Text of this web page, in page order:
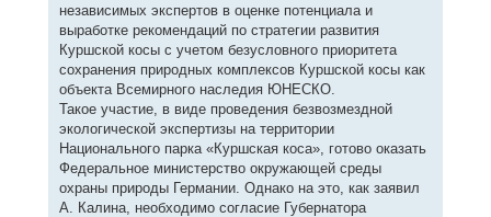
независимых экспертов в оценке потенциала и
выработке рекомендаций по стратегии развития
Куршской косы с учетом безусловного приоритета
сохранения природных комплексов Куршской косы как
объекта Всемирного наследия ЮНЕСКО.
Такое участие, в виде проведения безвозмездной
экологической экспертизы на территории
Национального парка «Куршская коса», готово оказать
Федеральное министерство окружающей среды
охраны природы Германии. Однако на это, как заявил
А. Калина, необходимо согласие Губернатора